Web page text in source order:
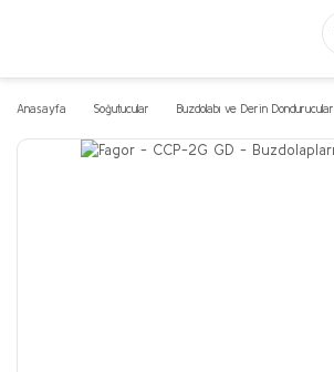
Anasayfa Soğutucular Buzdolabı ve Derin Dondurucular